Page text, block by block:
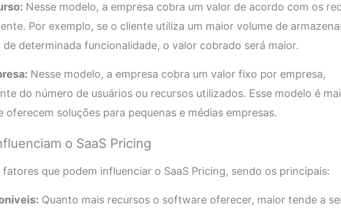
Nesse modelo, a empresa cobra um valor de acordo com os
Por exemplo, se o cliente utiliza um maior volume de
determinada funcionalidade, o valor cobrado será maior.
Nesse modelo, a empresa cobra um valor fixo por empresa,
do número de usuários ou recursos utilizados. Esse modelo é
oferecem soluções para pequenas e médias empresas.
o SaaS Pricing
que podem influenciar o SaaS Pricing, sendo os principais:
Quanto mais recursos o software oferecer, maior tende a